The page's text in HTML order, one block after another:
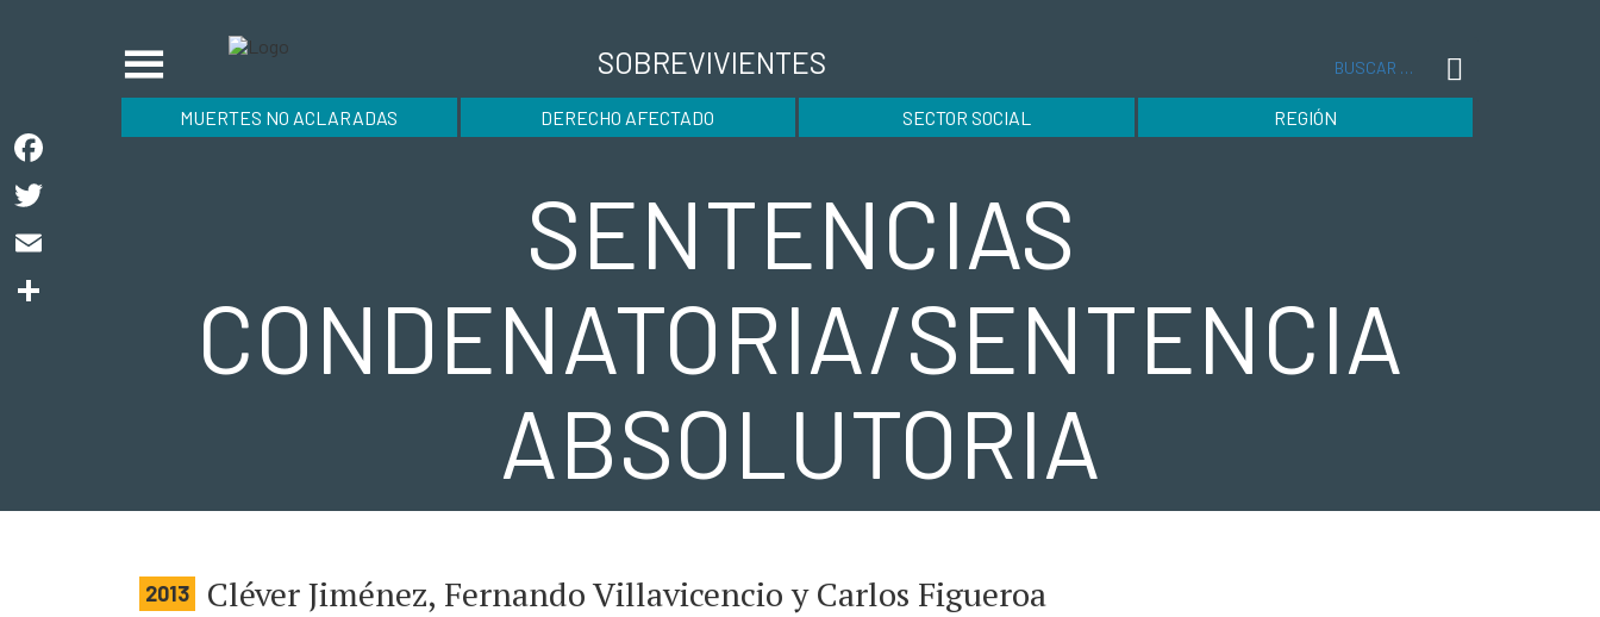
SOBREVIVIENTES
MUERTES NO ACLARADAS DERECHO AFECTADO SECTOR SOCIAL REGIÓN
SENTENCIAS
CONDENATORIA/SENTENCIA
ABSOLUTORIA
2013 Cléver Jiménez, Fernando Villavicencio y Carlos Figueroa
Facebook
Twitter
Email